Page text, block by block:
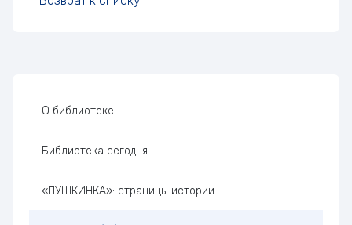
О библиотеке
Библиотека сегодня
«ПУШКИНКА»: страницы истории